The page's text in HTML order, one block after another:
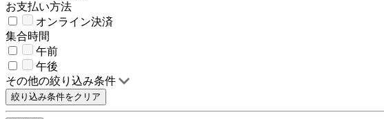
お支払い方法
オンライン決済
集合時間
午前
午後
その他の絞り込み条件
絞り込み条件をクリア